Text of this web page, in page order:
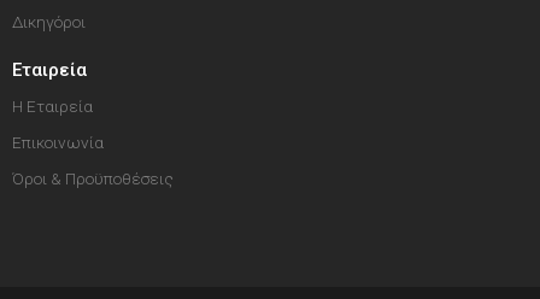
Δικηγόροι
Εταιρεία
Η Εταιρεία
Επικοινωνία
Όροι & Προϋποθέσεις